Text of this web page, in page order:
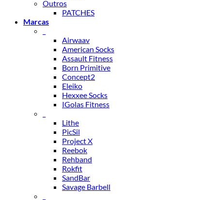
Outros
PATCHES
Marcas
Airwaav
American Socks
Assault Fitness
Born Primitive
Concept2
Eleiko
Hexxee Socks
IGolas Fitness
Lithe
PicSil
Project X
Reebok
Rehband
Rokfit
SandBar
Savage Barbell